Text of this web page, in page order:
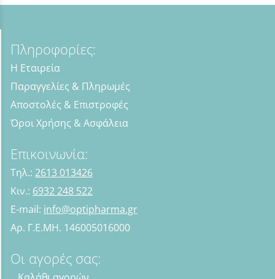
Πληροφορίες:
Η Εταιρεία
Παραγγελίες & Πληρωμές
Αποστολές & Επιστροφές
Όροι Χρήσης & Ασφάλεια
Επικοινωνία:
Τηλ.: 2613 013426
Κιν.: 6932 248 522
E-mail: info@optipharma.gr
Αρ. Γ.Ε.ΜΗ. 146005016000
Οι αγορές σας: